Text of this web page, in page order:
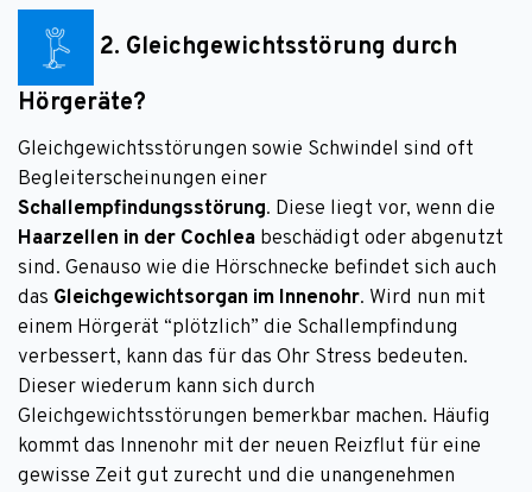
2. Gleichgewichtsstörung durch
Hörgeräte?
Gleichgewichtsstörungen sowie Schwindel sind oft
Begleiterscheinungen einer
Schallempfindungsstörung. Diese liegt vor, wenn die
Haarzellen in der Cochlea beschädigt oder abgenutzt
sind. Genauso wie die Hörschnecke befindet sich auch
das Gleichgewichtsorgan im Innenohr. Wird nun mit
einem Hörgerät “plötzlich” die Schallempfindung
verbessert, kann das für das Ohr Stress bedeuten.
Dieser wiederum kann sich durch
Gleichgewichtsstörungen bemerkbar machen. Häufig
kommt das Innenohr mit der neuen Reizflut für eine
gewisse Zeit gut zurecht und die unangenehmen